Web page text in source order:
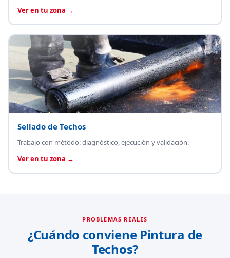
Ver en tu zona →
Sellado de Techos
Trabajo con método: diagnóstico, ejecución y validación.
Ver en tu zona →
PROBLEMAS REALES
¿Cuándo conviene Pintura de
Techos?